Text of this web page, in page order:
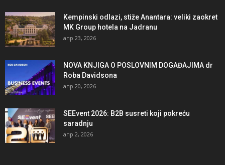
Kempinski odlazi, stiže Anantara: veliki zaokret
MK Group hotela na Jadranu
апр 23, 2026
NOVA KNJIGA O POSLOVNIM DOGAĐAJIMA dr
Roba Davidsona
апр 20, 2026
SEEvent 2026: B2B susreti koji pokreću
saradnju
апр 2, 2026